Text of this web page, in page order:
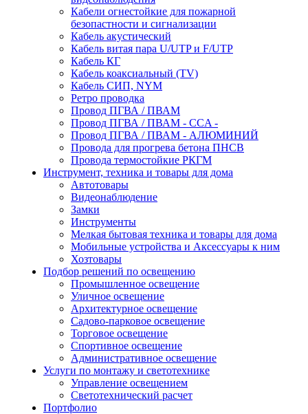
Кабели огнестойкие для пожарной
безопастности и сигнализации
Кабель акустический
Кабель витая пара U/UTP и F/UTP
Кабель КГ
Кабель коаксиальный (TV)
Кабель СИП, NYM
Ретро проводка
Провод ПГВА / ПВАМ
Провод ПГВА / ПВАМ - CCA -
Провод ПГВА / ПВАМ - АЛЮМИНИЙ
Провода для прогрева бетона ПНСВ
Провода термостойкие РКГМ
Инструмент, техника и товары для дома
Автотовары
Видеонаблюдение
Замки
Инструменты
Мелкая бытовая техника и товары для дома
Мобильные устройства и Аксессуары к ним
Хозтовары
Подбор решений по освещению
Промышленное освещение
Уличное освещение
Архитектурное освещение
Садово-парковое освещение
Торговое освещение
Спортивное освещение
Административное освещение
Услуги по монтажу и светотехнике
Управление освещением
Светотехнический расчет
Портфолио